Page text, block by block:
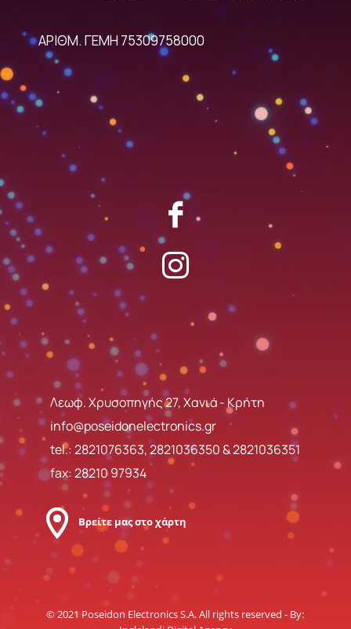
ΑΡΙΘΜ. ΓΕΜΗ 75309758000
Λεωφ. Χρυσοπηγής 27, Χανιά - Κρήτη
info@poseidonelectronics.gr
tel.:2821076363,2821036350&2821036351
fax: 28210 97934
Βρείτε μας στο χάρτη
© 2021 Poseidon Electronics S.A. All rights reserved - By: